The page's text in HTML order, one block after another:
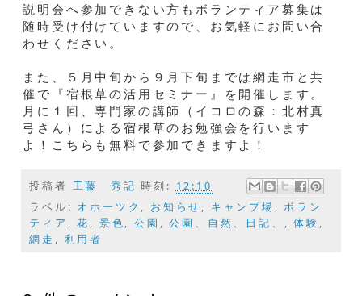
説明会へ参加できない方もボランティア募集は
随時受け付けていますので、お気軽にお問い合
わせください。
また、５月中旬から９月下旬までは網走市と共
催で『宿根草の活用セミナー』を開催します。
月に１回、専門家の講師（イコロの森：北村真
弓さん）による宿根草のお勉強会を行います
よ！こちらも無料で参加できますよ！
投稿者 工藤 秀記 時刻: 12:10
ラベル: オホーツク , お知らせ , キャンプ場 ,ボラン
ティア ,花 , 景色,公園 ,公園、自然、日記、 ,体験 ,
網走 , 利用者